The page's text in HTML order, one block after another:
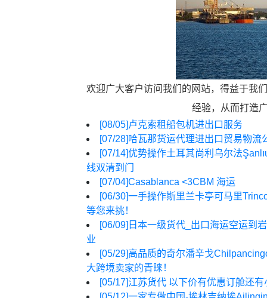
欢迎广大客户访问我们的网站，得益于我
经验，从而打造
[08/05] 卢克索租船包机进出口服务
[07/28]哈瓦那货运代理进出口贸易物流
[07/14]优势操作土耳其尚利乌尔法
线双清到门
[07/04]Casablanca <3CBM 海运
[06/30]一手操作斯里兰卡亭可马里
等您来挑！
[06/09] 日本一级货代_出口海运空运到
业
[05/29]高品质的奇尔潘辛戈
大跨境卖家的青睐！
[05/17]江苏货代 以下价有优惠订舱还有